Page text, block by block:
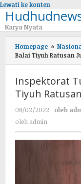
Lewati ke konten
Karya Nyata
Homepage »
Balai Tiyuh Ratusan
Inspektorat
Tiyuh
08/02/2022 oleh
oleh admin